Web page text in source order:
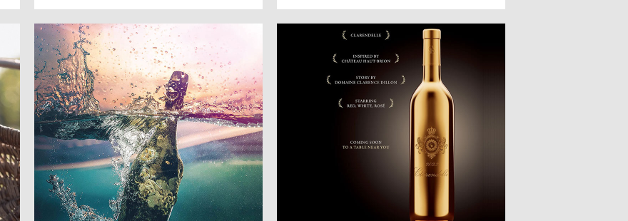
ルワインがデビュー。そのお披露目
が、京都のラグジュアリーホテルThe
Shimmonzenのメインダイニング
「ジャン・ジョルジュ」のスペシャル
ランチで、その後、建仁寺の両足院で
行われ、“なんとも贅沢な”ストーリー
が描かれた。
のガラスをボトルに使用することで、
自然への敬意と愛情を大切にしながら
唯一無二のエレガンスをつくり出す、
メゾン哲学を体現する。